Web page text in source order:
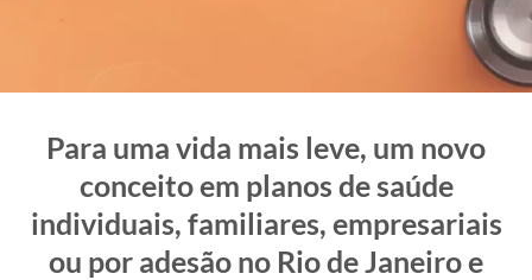
Para uma vida mais leve, um novo
conceito em planos de saúde
individuais, familiares, empresariais
ou por adesão no Rio de Janeiro e